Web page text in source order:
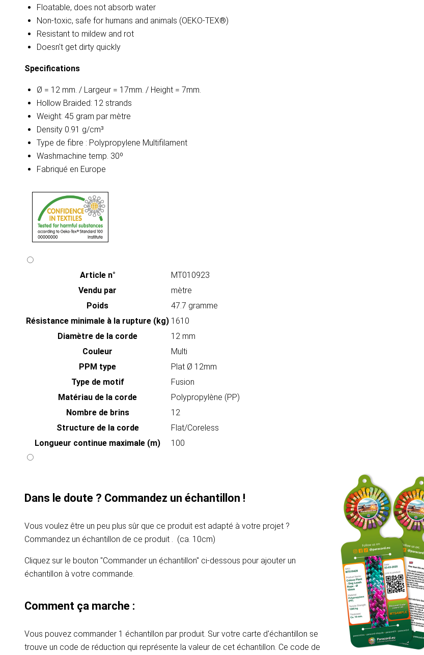
Floatable, does not absorb water
Non-toxic, safe for humans and animals (OEKO-TEX®)
Resistant to mildew and rot
Doesn't get dirty quickly
Specifications
Ø = 12 mm. / Largeur = 17mm. / Height = 7mm.
Hollow Braided: 12 strands
Weight: 45 gram par mètre
Density 0.91 g/cm³
Type de fibre : Polypropylene Multifilament
Washmachine temp. 30º
Fabriqué en Europe
Article n°
MT010923
Vendu par
mètre
Poids
47.7 gramme
Résistance minimale à la rupture (kg) 1610
Diamètre de la corde
12 mm
Couleur
Multi
PPM type
Plat Ø 12mm
Type de motif
Fusion
Matériau de la corde
Polypropylène (PP)
Nombre de brins
12
Structure de la corde
Flat/Coreless
Longueur continue maximale (m)
100
Dans le doute ? Commandez un échantillon !
Vous voulez être un peu plus sûr que ce produit est adapté à votre projet ?
Commandez un échantillon de ce produit . (ca. 10cm)
Cliquez sur le bouton "Commander un échantillon" ci-dessous pour ajouter un
échantillon à votre commande.
Comment ça marche :
Vous pouvez commander 1 échantillon par produit. Sur votre carte d'échantillon se
trouve un code de réduction qui représente la valeur de cet échantillon. Ce code de